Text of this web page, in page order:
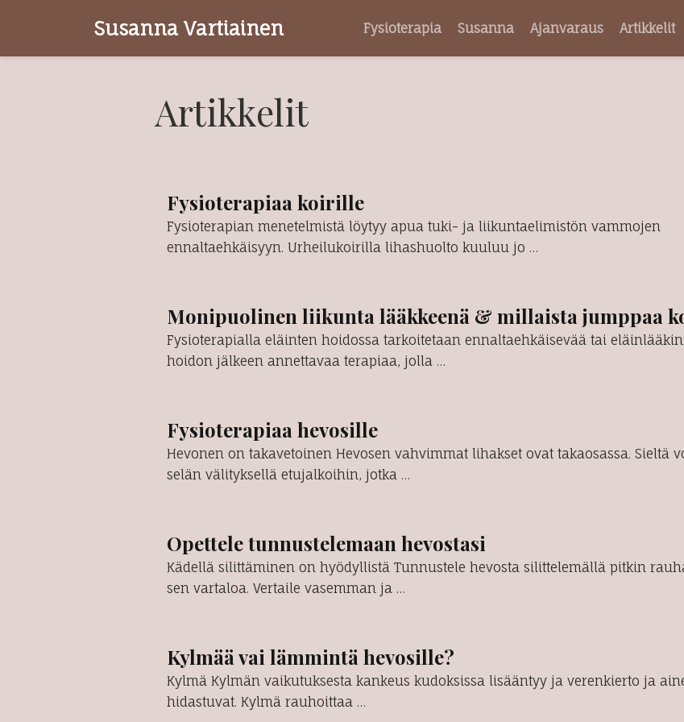
Susanna Vartiainen Fysioterapia Susanna Ajanvaraus Artikkelit
Artikkelit
Fysioterapiaa koirille
Fysioterapian menetelmistä löytyy apua tuki- ja liikuntaelimistön vammojen
ennaltaehkäisyyn. Urheilukoirilla lihashuolto kuuluu jo …
Monipuolinen liikunta lääkkeenä & millaista jumppaa
Fysioterapialla eläinten hoidossa tarkoitetaan ennaltaehkäisevää tai
hoidon jälkeen annettavaa terapiaa, jolla …
Fysioterapiaa hevosille
Hevonen on takavetoinen Hevosen vahvimmat lihakset ovat takaosassa. Sieltä
selän välityksellä etujalkoihin, jotka …
Opettele tunnustelemaan hevostasi
Kädellä silittäminen on hyödyllistä Tunnustele hevosta silittelemällä pitkin
sen vartaloa. Vertaile vasemman ja …
Kylmää vai lämmintä hevosille?
Kylmä Kylmän vaikutuksesta kankeus kudoksissa lisääntyy ja verenkierto ja
hidastuvat. Kylmä rauhoittaa …